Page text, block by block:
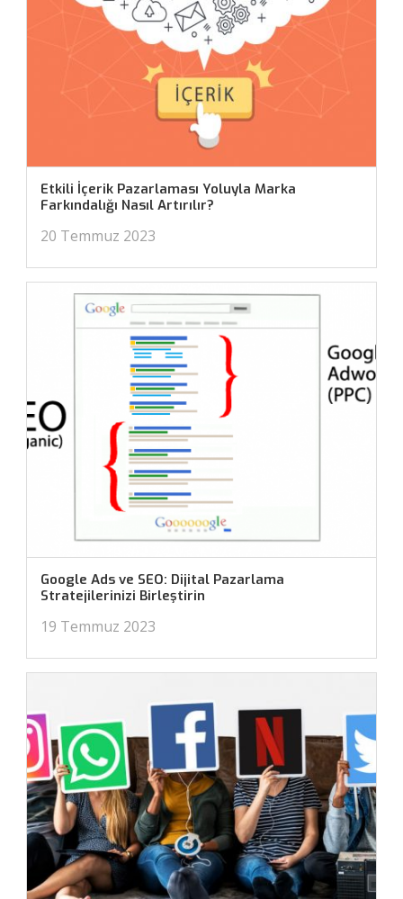
Etkili İçerik Pazarlaması Yoluyla Marka
Farkındalığı Nasıl Artırılır?
20 Temmuz 2023
Google Ads ve SEO: Dijital Pazarlama
Stratejilerinizi Birleştirin
19 Temmuz 2023